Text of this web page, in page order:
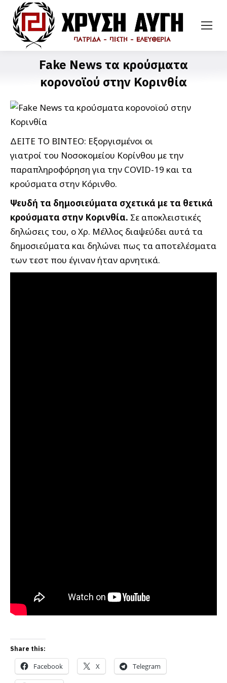
Fake News τα κρούσματα
κορονοϊού στην Κορινθία
ΔΕΙΤΕ ΤΟ ΒΙΝΤΕΟ: Εξοργισμένοι οι
γιατροί του Νοσοκομείου Κορίνθου με την
παραπληροφόρηση για την COVID-19 και τα
κρούσματα στην Κόρινθο.
Ψευδή τα δημοσιεύματα σχετικά με τα θετικά
κρούσματα στην Κορινθία. Σε αποκλειστικές
δηλώσεις του, ο Χρ. Μέλλος διαψεύδει αυτά τα
δημοσιεύματα και δηλώνει πως τα αποτελέσματα
των τεστ που έγιναν ήταν αρνητικά.
Share this:
Facebook X Telegram